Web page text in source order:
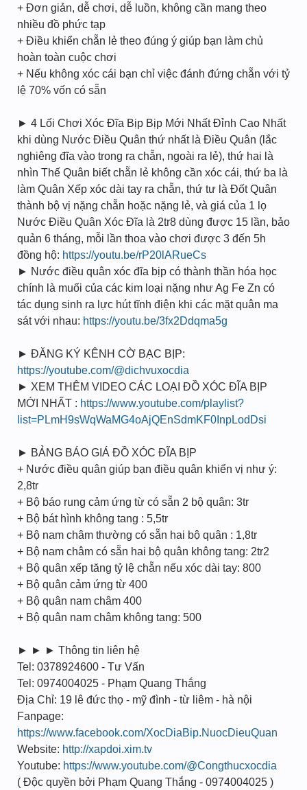
+ Đơn giản, dễ chơi, dễ luồn, không cần mang theo
nhiều đồ phức tạp
+ Điều khiển chẵn lẻ theo đúng ý giúp bạn làm chủ
hoàn toàn cuộc chơi
+ Nếu không xóc cái bạn chỉ việc đánh đứng chẵn với tỷ
lệ 70% vốn có sẵn
► 4 Lối Chơi Xóc Đĩa Bịp Bịp Mới Nhất Đỉnh Cao Nhất
khi dùng Nước Điều Quân thứ nhất là Điều Quân (lắc
nghiêng đĩa vào trong ra chẵn, ngoài ra lẻ), thứ hai là
nhìn Thế Quân biết chẵn lẻ không cần xóc cái, thứ ba là
làm Quân Xếp xóc dài tay ra chẵn, thứ tư là Đốt Quân
thành bộ vị nặng chẵn hoặc nặng lẻ, và giá của 1 lọ
Nước Điều Quân Xóc Đĩa là 2tr8 dùng được 15 lần, bảo
quản 6 tháng, mỗi lần thoa vào chơi được 3 đến 5h
đồng hộ: https://youtu.be/rP20lARueCs
► Nước điều quân xóc đĩa bịp có thành thần hóa học
chính là muối của các kim loại nặng như Ag Fe Zn có
tác dụng sinh ra lực hút tĩnh điện khi các mặt quân ma
sát với nhau: https://youtu.be/3fx2Ddqma5g
► ĐĂNG KÝ KÊNH CỜ BẠC BỊP:
https://youtube.com/@dichvuxocdia
► XEM THÊM VIDEO CÁC LOẠI ĐỒ XÓC ĐĨA BỊP
MỚI NHẤT : https://www.youtube.com/playlist?
list=PLmH9sWqWaMG4oAjQEnSdmKF0InpLodDsi
► BẢNG BÁO GIÁ ĐỒ XÓC ĐĨA BỊP
+ Nước điều quân giúp bạn điều quân khiển vị như ý:
2,8tr
+ Bộ báo rung cảm ứng từ có sẵn 2 bộ quân: 3tr
+ Bộ bát hình không tang : 5,5tr
+ Bộ nam châm thường có sẵn hai bộ quân : 1,8tr
+ Bộ nam châm có sẵn hai bộ quân không tang: 2tr2
+ Bộ quân xếp tăng tỷ lệ chẵn nếu xóc dài tay: 800
+ Bộ quân cảm ứng từ 400
+ Bộ quân nam châm 400
+ Bộ quân nam châm không tang: 500
► ► ► Thông tin liên hệ
Tel: 0378924600 - Tư Vấn
Tel: 0974004025 - Phạm Quang Thắng
Địa Chỉ: 19 lê đức thọ - mỹ đình - từ liêm - hà nội
Fanpage:
https://www.facebook.com/XocDiaBip.NuocDieuQuan
Website: http://xapdoi.xim.tv
Youtube: https://www.youtube.com/@Congthucxocdia
( Độc quyền bởi Phạm Quang Thắng - 0974004025 )